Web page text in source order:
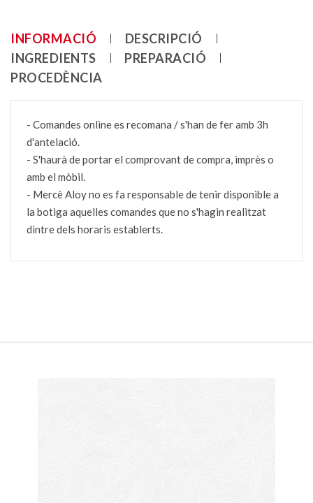
INFORMACIÓ
DESCRIPCIÓ
INGREDIENTS
PREPARACIÓ
PROCEDÈNCIA
- Comandes online es recomana / s'han de fer amb 3h
d'antelació.
- S'haurà de portar el comprovant de compra, imprès o
amb el mòbil.
- Mercè Aloy no es fa responsable de tenir disponible a
la botiga aquelles comandes que no s'hagin realitzat
dintre dels horaris establerts.